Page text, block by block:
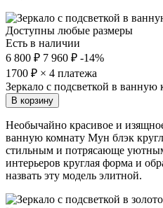
Доступны любые размеры
Есть в наличии
6 800 ₽ 7 960 ₽ -14%
1700 ₽ × 4 платежа
Зеркало с подсветкой в
В корзину
Необычайно красивое и
ванную комнату Мун блэк
стильным и потрясающе
интерьеров круглая форма и
назвать эту модель элитной.